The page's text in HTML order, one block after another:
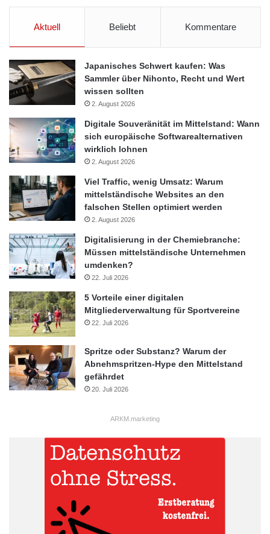
Aktuell Beliebt Kommentare
Japanisches Schwert kaufen: Was
Sammler über Nihonto, Recht und Wert
wissen sollten
2. August 2026
Digitale Souveränität im Mittelstand: Wann
sich europäische Softwarealternativen
wirklich lohnen
2. August 2026
Viel Traffic, wenig Umsatz: Warum
mittelständische Websites an den
falschen Stellen optimiert werden
2. August 2026
Digitalisierung in der Chemiebranche:
Müssen mittelständische Unternehmen
umdenken?
22. Juli 2026
5 Vorteile einer digitalen
Mitgliederverwaltung für Sportvereine
22. Juli 2026
Spritze oder Substanz? Warum der
Abnehmspritzen-Hype den Mittelstand
gefährdet
20. Juli 2026
ARKM.marketing